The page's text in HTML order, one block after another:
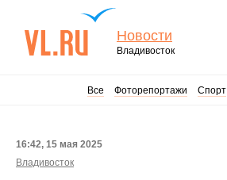
Новости
Владивосток
Все Фоторепортажи Спорт
16:42, 15 мая 2025
Владивосток